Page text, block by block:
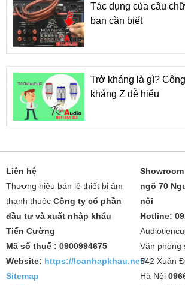
Tác dụng của cầu
bạn cần biết
Trở kháng là gì?
kháng Z dễ hiểu
Liên hệ
Thương hiệu bán lẻ thiết bị âm
thanh thuộc Công ty cổ phần
đầu tư và xuất nhập khẩu
Tiến Cường
Mã số thuế : 0900994675
Website: https://loanhapkhau.net/
Sitemap
ngõ 70
nội
Hotline:
Văn phòng
542 Xuân
Hà Nội